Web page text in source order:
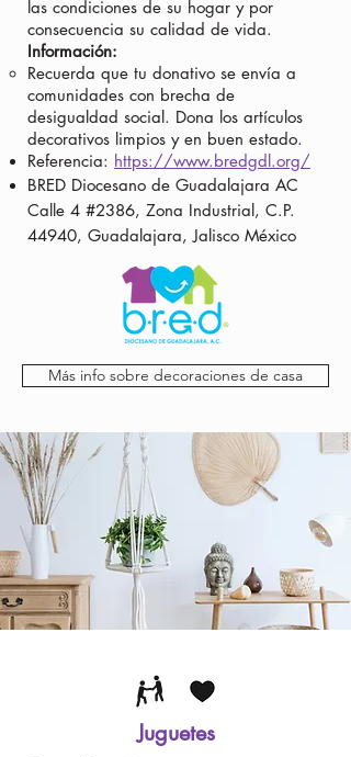
las condiciones de su hogar y por
consecuencia su calidad de vida.
Información:
Recuerda que tu donativo se envía a
comunidades con brecha de
desigualdad social. Dona los artículos
decorativos limpios y en buen estado.
Referencia: https://www.bredgdl.org/
BRED Diocesano de Guadalajara AC
Calle 4 #2386, Zona Industrial, C.P.
44940, Guadalajara, Jalisco México
Más info sobre decoraciones de casa
Juguetes